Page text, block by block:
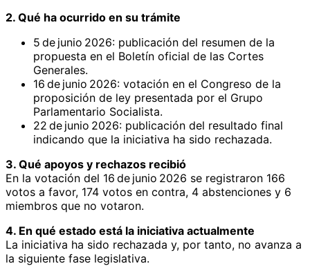
2. Qué ha ocurrido en su trámite
5 de junio 2026: publicación del resumen de la
propuesta en el Boletín oficial de las Cortes
Generales.
16 de junio 2026: votación en el Congreso de la
proposición de ley presentada por el Grupo
Parlamentario Socialista.
22 de junio 2026: publicación del resultado final
indicando que la iniciativa ha sido rechazada.
3. Qué apoyos y rechazos recibió
En la votación del 16 de junio 2026 se registraron 166
votos a favor, 174 votos en contra, 4 abstenciones y 6
miembros que no votaron.
4. En qué estado está la iniciativa actualmente
La iniciativa ha sido rechazada y, por tanto, no avanza a
la siguiente fase legislativa.